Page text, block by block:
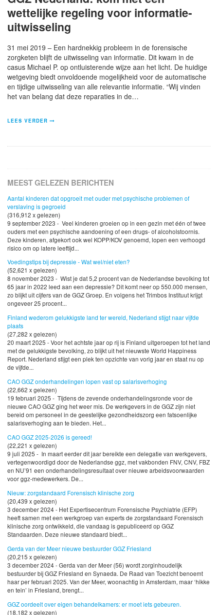
wettelijke regeling voor informatie-
uitwisseling
31 mei 2019 – Een hardnekkig probleem in de forensische
zorgketen blijft de uitwisseling van informatie. Dit kwam in de
casus Michael P. op ontluisterende wijze aan het licht. De huidige
wetgeving biedt onvoldoende mogelijkheid voor de automatische
en tijdige uitwisseling van alle relevantie informatie. “Wij vinden
het van belang dat deze reparaties in de…
LEES VERDER
MEEST GELEZEN BERICHTEN
Aantal kinderen dat opgroeit met ouder met psychische problemen of
verslaving is gegroeid
(316,912 x gelezen)
9 september 2023 - Veel kinderen groeien op in een gezin met één of twee
ouders met een psychische aandoening of een drugs- of alcoholstoornis.
Deze kinderen, afgekort ook wel KOPP/KOV genoemd, lopen een verhoogd
risico om op latere leeftijd...
Voedingstips bij depressie - Wat wel/niet eten?
(52,621 x gelezen)
8 november 2023 - Wist je dat 5,2 procent van de Nederlandse bevolking tot
65 jaar in 2022 leed aan een depressie? Dit komt neer op 550.000 mensen,
zo blijkt uit cijfers van de GGZ Groep. En volgens het Trimbos Instituut krijgt
ongeveer 25 procent...
Finland wederom gelukkigste land ter wereld, Nederland stijgt naar vijfde
plaats
(27,282 x gelezen)
20 maart 2025 - Voor het achtste jaar op rij is Finland uitgeroepen tot het land
met de gelukkigste bevolking, zo blijkt uit het nieuwste World Happiness
Report. Nederland stijgt een plek ten opzichte van vorig jaar en staat nu op
de vijfde...
CAO GGZ onderhandelingen lopen vast op salarisverhoging
(22,662 x gelezen)
19 februari 2025 - Tijdens de zevende onderhandelingsronde voor de
nieuwe CAO GGZ ging het weer mis. De werkgevers in de GGZ zijn niet
bereid om personeel in de geestelijke gezondheidszorg een fatsoenlijke
salarisverhoging aan te bieden. Het...
CAO GGZ 2025-2026 is gereed!
(22,221 x gelezen)
9 juli 2025 - In maart eerder dit jaar bereikte een delegatie van werkgevers,
vertegenwoordigd door de Nederlandse ggz, met vakbonden FNV, CNV, FBZ
en NU’91 een onderhandelingsresultaat over nieuwe arbeidsvoorwaarden
voor ggz-medewerkers. De...
Nieuw: zorgstandaard Forensisch klinische zorg
(20,439 x gelezen)
3 december 2024 - Het Expertisecentrum Forensische Psychiatrie (EFP)
heeft samen met een werkgroep van experts de zorgstandaard Forensisch
klinische zorg ontwikkeld, die vandaag is gepubliceerd op GGZ
Standaarden. Deze nieuwe standaard biedt...
Gerda van der Meer nieuwe bestuurder GGZ Friesland
(20,215 x gelezen)
3 december 2024 - Gerda van der Meer (56) wordt zorginhoudelijk
bestuurder bij GGZ Friesland en Synaeda. De Raad van Toezicht benoemt
haar per februari 2025. Van der Meer, woonachtig in Amsterdam, maar ‘hikke
en tein’ in Friesland, brengt...
GGZ oordeelt over eigen behandelkamers: er moet iets gebeuren.
(18,182 x gelezen)